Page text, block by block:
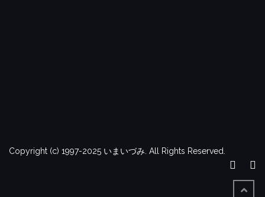
Copyright (c) 1997-2025 いまいづみ. All Rights Reserved.